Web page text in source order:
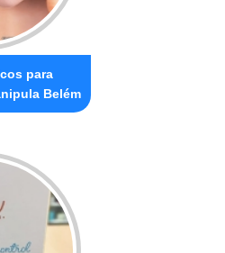
para
Belém